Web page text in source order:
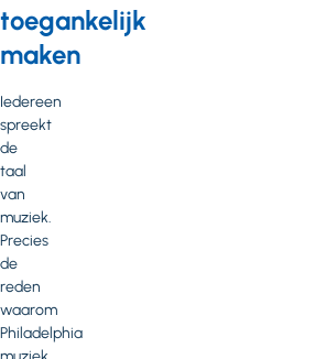
toegankelijk
maken
Iedereen
spreekt
de
taal
van
muziek.
Precies
de
reden
waarom
Philadelphia